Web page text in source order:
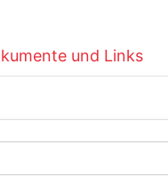
und Links